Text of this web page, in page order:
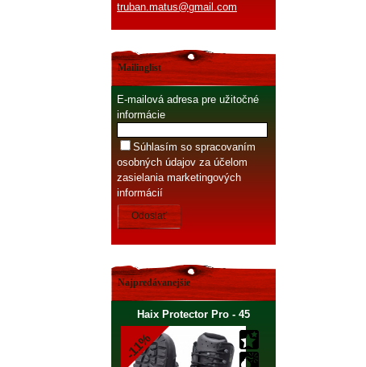
truban.matus@gmail.com
Mailinglist
E-mailová adresa pre užitočné
informácie
Súhlasím so spracovaním
osobných údajov za účelom
zasielania marketingových
informácií
Odoslať
Najpredávanejšie
Haix Protector Pro - 45
-11%